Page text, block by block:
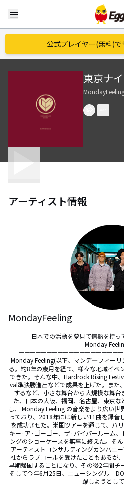
menu
公式プレイヤー(無料)
東京ナ
アーティスト情報
MondayFeeling
日本での活動を夢見て情熱を持っ
Monday
ㅡㅡㅡㅡㅡㅡㅡㅡㅡㅡㅡㅡㅡㅡㅡㅡㅡㅡ
Monday Feeling(以下、マンデ―フィーリ
る。約8年の歳月を経て、様々な地域イベ
できた。そんな中、Hardrock Rising
val準決勝進出などで成果を上げた。また
するなど、小さな舞台から大規模な舞
た、日本の大阪、福岡、名古屋、東京
し、 Monday Feeling の音楽をより広い
っており、2018年には新しい11曲を録音
を成功させた。米国ツアーを通じて、ハ
キー·ア·ゴーゴー、ザ·バイパールーム
ングのショーケースを無事に終えた。そ
アーティストコンサルティングカンパニ
社からラブコールを受けたこともあるが
早期帰国することになり、その後2年間チ
そして今年6月25日、ニューシングル「
躍しようとして